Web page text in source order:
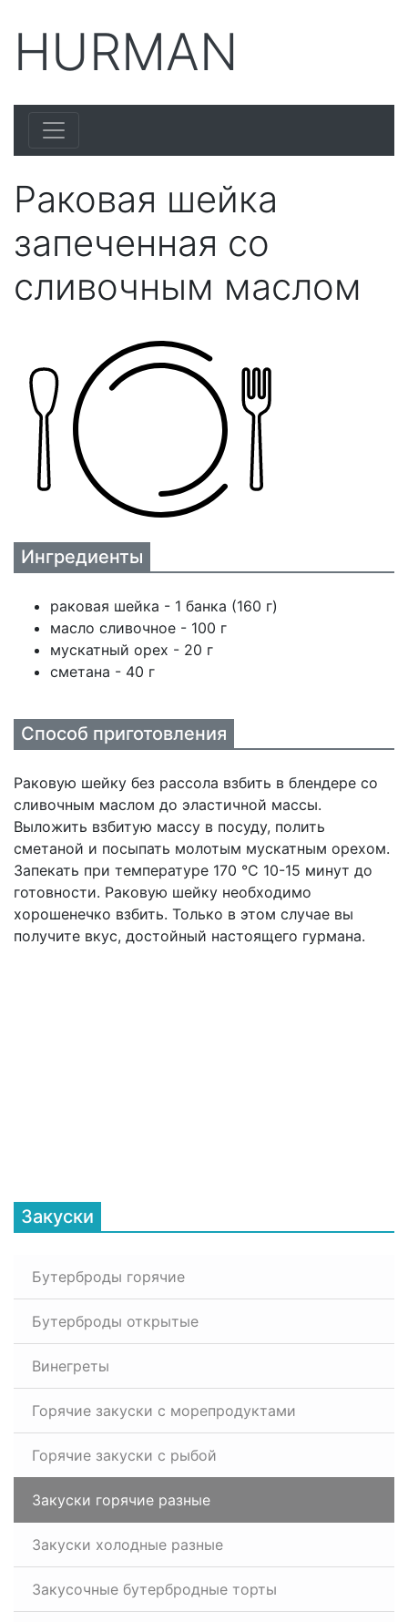
HURMAN
Раковая шейка
запеченная со
сливочным маслом
Ингредиенты
раковая шейка - 1 банка (160 г)
масло сливочное - 100 г
мускатный орех - 20 г
сметана - 40 г
Способ приготовления
Раковую шейку без рассола взбить в блендере со
сливочным маслом до эластичной массы.
Выложить взбитую массу в посуду, полить
сметаной и посыпать молотым мускатным орехом.
Запекать при температуре 170 °С 10-15 минут до
готовности. Раковую шейку необходимо
хорошенечко взбить. Только в этом случае вы
получите вкус, достойный настоящего гурмана.
Закуски
Бутерброды горячие
Бутерброды открытые
Винегреты
Горячие закуски с морепродуктами
Горячие закуски с рыбой
Закуски горячие разные
Закуски холодные разные
Закусочные бутербродные торты